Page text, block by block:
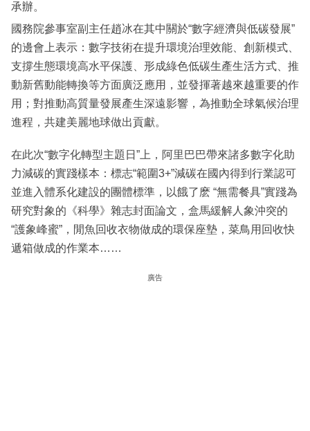
承辦。
國務院參事室副主任趙冰在其中關於“數字經濟與低碳發展”
的邊會上表示：數字技術在提升環境治理效能、創新模式、
支撐生態環境高水平保護、形成綠色低碳生產生活方式、推
動新舊動能轉換等方面廣泛應用，並發揮著越來越重要的作
用；對推動高質量發展產生深遠影響，為推動全球氣候治理
進程，共建美麗地球做出貢獻。
在此次“數字化轉型主題日”上，阿里巴巴帶來諸多數字化助
力減碳的實踐樣本：標志“範圍3+”減碳在國內得到行業認可
並進入體系化建設的團體標準，以餓了麽 “無需餐具”實踐為
研究對象的《科學》雜志封面論文，盒馬緩解人象沖突的
“護象峰蜜”，閒魚回收衣物做成的環保座墊，菜鳥用回收快
遞箱做成的作業本……
廣告